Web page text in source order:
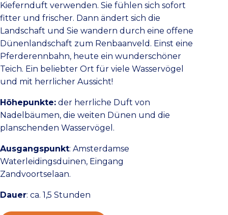
Kiefernduft verwenden. Sie fühlen sich sofort
fitter und frischer. Dann ändert sich die
Landschaft und Sie wandern durch eine offene
Dünenlandschaft zum Renbaanveld. Einst eine
Pferderennbahn, heute ein wunderschöner
Teich. Ein beliebter Ort für viele Wasservögel
und mit herrlicher Aussicht!
Höhepunkte: der herrliche Duft von
Nadelbäumen, die weiten Dünen und die
planschenden Wasservögel.
Ausgangspunkt: Amsterdamse
Waterleidingsduinen, Eingang
Zandvoortselaan.
Dauer: ca. 1,5 Stunden